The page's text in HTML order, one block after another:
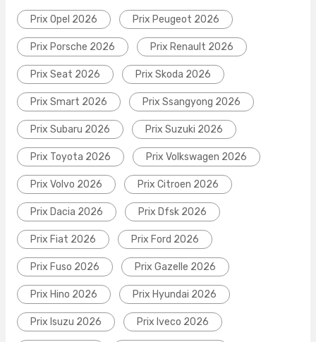
Prix Opel 2026 Prix Peugeot 2026
Prix Porsche 2026 Prix Renault 2026
Prix Seat 2026 Prix Skoda 2026
Prix Smart 2026 Prix Ssangyong 2026
Prix Subaru 2026 Prix Suzuki 2026
Prix Toyota 2026 Prix Volkswagen 2026
Prix Volvo 2026 Prix Citroen 2026
Prix Dacia 2026 Prix Dfsk 2026
Prix Fiat 2026 Prix Ford 2026
Prix Fuso 2026 Prix Gazelle 2026
Prix Hino 2026 Prix Hyundai 2026
Prix Isuzu 2026 Prix Iveco 2026